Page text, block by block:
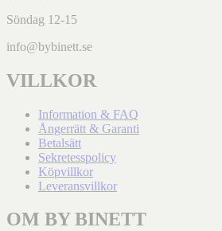
Söndag 12-15
info@bybinett.se
VILLKOR
Information & FAQ
Ångerrätt & Garanti
Betalsätt
Sekretesspolicy
Köpvillkor
Leveransvillkor
OM BY BINETT